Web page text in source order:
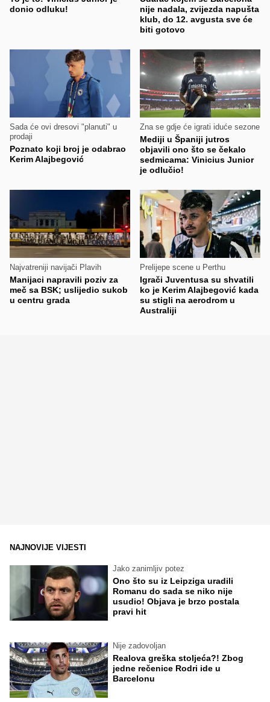
donio odluku!
nije nadala, zvijezda napušta
klub, do 12. avgusta sve će
biti gotovo
Sada će ovi dresovi "planuti" u
prodaji
Poznato koji broj je odabrao
Kerim Alajbegović
Zna se gdje će igrati iduće sezone
Mediji u Španiji jutros
objavili ono što se čekalo
sedmicama: Vinicius Junior
je odlučio!
Najvatreniji navijači Plavih
Manijaci napravili poziv za
meč sa BSK; uslijedio sukob
u centru grada
Prelijepe scene u Perthu
Igrači Juventusa su shvatili
ko je Kerim Alajbegović kada
su stigli na aerodrom u
Australiji
NAJNOVIJE VIJESTI
Jako zanimljiv potez
Ono što su iz Leipziga uradili
Romanu do sada se niko nije
usudio! Objava je brzo postala
pravi hit
Nije zadovoljan
Realova greška stoljeća?! Zbog
jedne rečenice Rodri ide u
Barcelonu